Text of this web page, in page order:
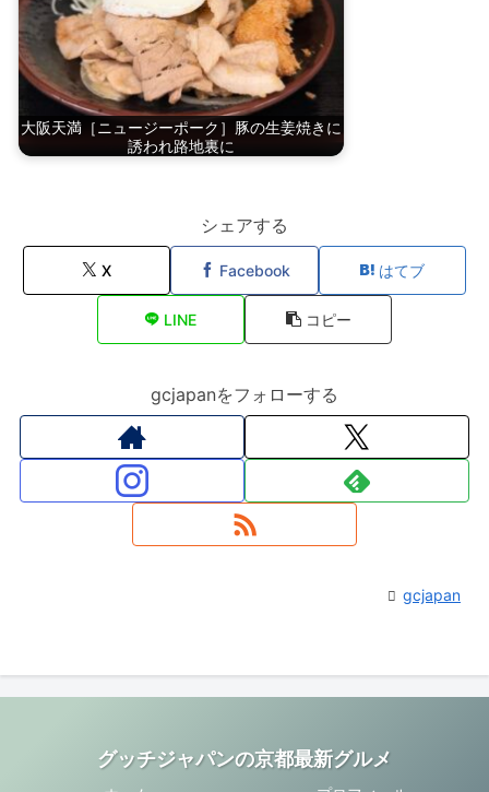
大阪天満［ニュージーポーク］豚の生姜焼きに
誘われ路地裏に
シェアする
X Facebook はてブ
LINE コピー
gcjapanをフォローする
gcjapan
グッチジャパンの京都最新グルメ